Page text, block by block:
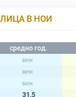
В НОИ
средно год.
31,5